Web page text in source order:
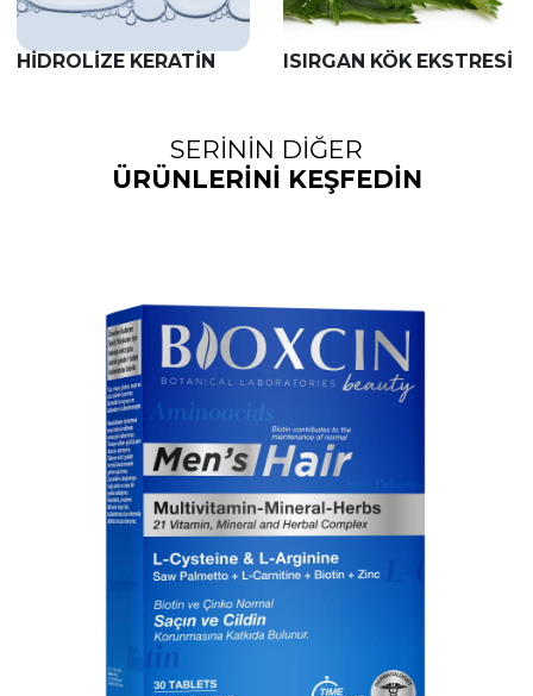
HİDROLİZE KERATİN ISIRGAN KÖK EKSTRESI
SERİNİN DİĞER
ÜRÜNLERİNİ KEŞFEDİN